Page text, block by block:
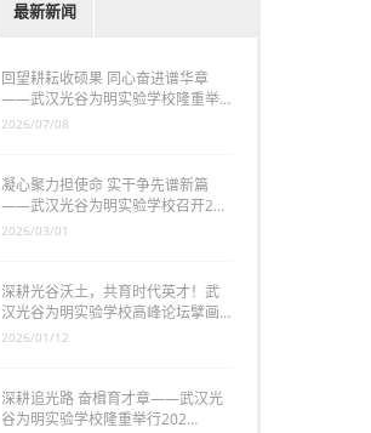
最新新闻
回望耕耘收硕果 同心奋进谱华章
——武汉光谷为明实验学校隆重举…
2026/07/08
凝心聚力担使命 实干争先谱新篇
——武汉光谷为明实验学校召开2…
2026/03/01
深耕光谷沃土，共育时代英才！武
汉光谷为明实验学校高峰论坛擘画…
2026/01/12
深耕追光路 奋楫育才章——武汉光
谷为明实验学校隆重举行202…